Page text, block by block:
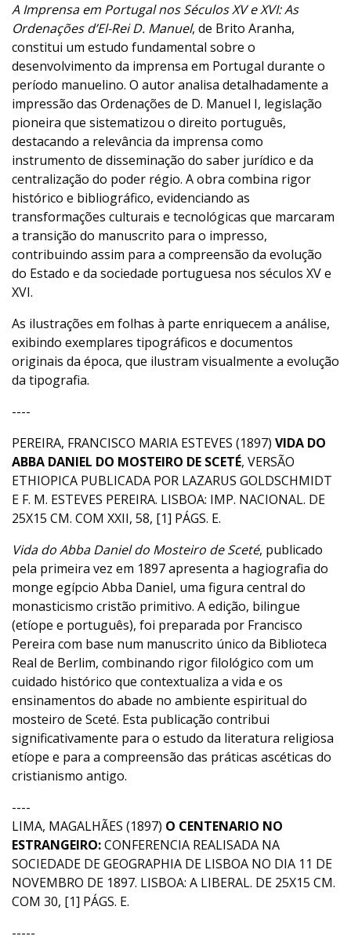
A Imprensa em Portugal nos Séculos XV e XVI: As
Ordenações d’El-Rei D. Manuel, de Brito Aranha,
constitui um estudo fundamental sobre o
desenvolvimento da imprensa em Portugal durante o
período manuelino. O autor analisa detalhadamente a
impressão das Ordenações de D. Manuel I, legislação
pioneira que sistematizou o direito português,
destacando a relevância da imprensa como
instrumento de disseminação do saber jurídico e da
centralização do poder régio. A obra combina rigor
histórico e bibliográfico, evidenciando as
transformações culturais e tecnológicas que marcaram
a transição do manuscrito para o impresso,
contribuindo assim para a compreensão da evolução
do Estado e da sociedade portuguesa nos séculos XV e
XVI.
As ilustrações em folhas à parte enriquecem a análise,
exibindo exemplares tipográficos e documentos
originais da época, que ilustram visualmente a evolução
da tipografia.
----
PEREIRA, FRANCISCO MARIA ESTEVES (1897) VIDA DO
ABBA DANIEL DO MOSTEIRO DE SCETÉ, VERSÃO
ETHIOPICA PUBLICADA POR LAZARUS GOLDSCHMIDT
E F. M. ESTEVES PEREIRA. LISBOA: IMP. NACIONAL. DE
25X15 CM. COM XXII, 58, [1] PÁGS. E.
Vida do Abba Daniel do Mosteiro de Sceté, publicado
pela primeira vez em 1897 apresenta a hagiografia do
monge egípcio Abba Daniel, uma figura central do
monasticismo cristão primitivo. A edição, bilingue
(etíope e português), foi preparada por Francisco
Pereira com base num manuscrito único da Biblioteca
Real de Berlim, combinando rigor filológico com um
cuidado histórico que contextualiza a vida e os
ensinamentos do abade no ambiente espiritual do
mosteiro de Sceté. Esta publicação contribui
significativamente para o estudo da literatura religiosa
etíope e para a compreensão das práticas ascéticas do
cristianismo antigo.
----
LIMA, MAGALHÃES (1897) O CENTENARIO NO
ESTRANGEIRO:CONFERENCIA REALISADA NA
SOCIEDADE DE GEOGRAPHIA DE LISBOA NO DIA 11 DE
NOVEMBRO DE 1897. LISBOA: A LIBERAL. DE 25X15 CM.
COM 30, [1] PÁGS. E.
-----